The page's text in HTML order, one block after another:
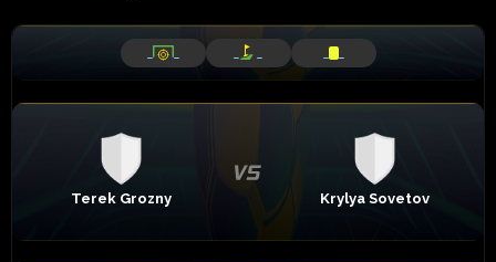
_ _
Terek Grozny Krylya Sovetov